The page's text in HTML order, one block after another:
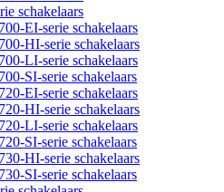
schakelaars
EI-serie schakelaars
HI-serie schakelaars
LI-serie schakelaars
SI-serie schakelaars
EI-serie schakelaars
HI-serie schakelaars
LI-serie schakelaars
SI-serie schakelaars
HI-serie schakelaars
SI-serie schakelaars